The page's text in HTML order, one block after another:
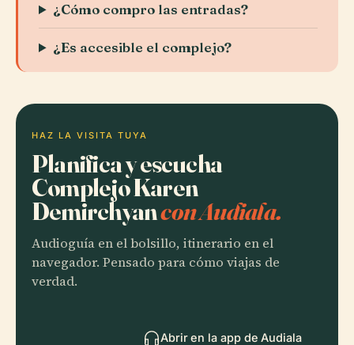
¿Cómo compro las entradas?
¿Es accesible el complejo?
HAZ LA VISITA TUYA
Planifica y escucha
Complejo Karen
Demirchyancon Audiala.
Audioguía en el bolsillo, itinerario en el
navegador. Pensado para cómo viajas de
verdad.
Abrir en la app de Audiala